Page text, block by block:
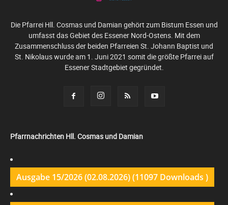
Die Pfarrei Hll. Cosmas und Damian gehört zum Bistum Essen und
umfasst das Gebiet des Essener Nord-Ostens. Mit dem
Zusammenschluss der beiden Pfarreien St. Johann Baptist und
St. Nikolaus wurde am 1. Juni 2021 somit die größte Pfarrei auf
Essener Stadtgebiet gegründet.
Pfarrnachrichten Hll. Cosmas und Damian
Ausgabe 15/2026 (02.08.2026) (11097 Downloads )